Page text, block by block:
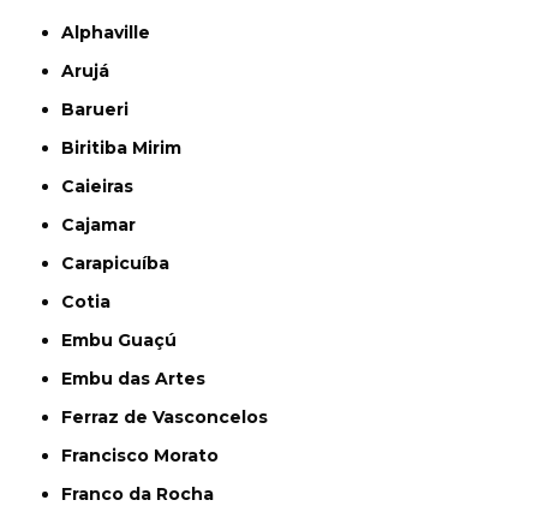
Alphaville
Arujá
Barueri
Biritiba Mirim
Caieiras
Cajamar
Carapicuíba
Cotia
Embu Guaçú
Embu das Artes
Ferraz de Vasconcelos
Francisco Morato
Franco da Rocha